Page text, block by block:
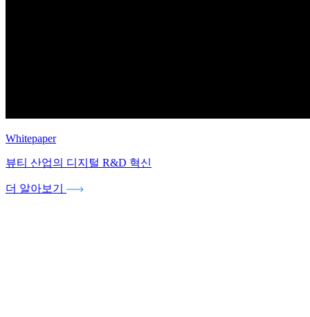
Whitepaper
뷰티 산업의 디지털 R&D 혁신
더 알아보기